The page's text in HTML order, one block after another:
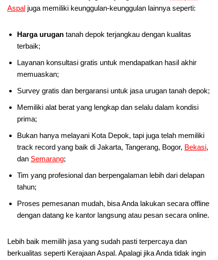
Aspal juga memiliki keunggulan-keunggulan lainnya seperti:
Harga urugan tanah depok terjangkau dengan kualitas
terbaik;
Layanan konsultasi gratis untuk mendapatkan hasil akhir
memuaskan;
Survey gratis dan bergaransi untuk jasa urugan tanah depok;
Memiliki alat berat yang lengkap dan selalu dalam kondisi
prima;
Bukan hanya melayani Kota Depok, tapi juga telah memiliki
track record yang baik di Jakarta, Tangerang, Bogor, Bekasi,
dan Semarang;
Tim yang profesional dan berpengalaman lebih dari delapan
tahun;
Proses pemesanan mudah, bisa Anda lakukan secara offline
dengan datang ke kantor langsung atau pesan secara online.
Lebih baik memilih jasa yang sudah pasti terpercaya dan
berkualitas seperti Kerajaan Aspal. Apalagi jika Anda tidak ingin